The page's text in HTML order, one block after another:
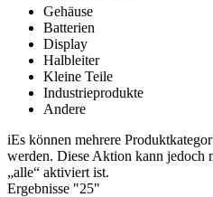
Gehäuse
Batterien
Display
Halbleiter
Kleine Teile
Industrieprodukte
Andere
iEs können mehrere
werden. Diese Aktion kann jedoch
„alle“ aktiviert ist.
Ergebnisse "25"